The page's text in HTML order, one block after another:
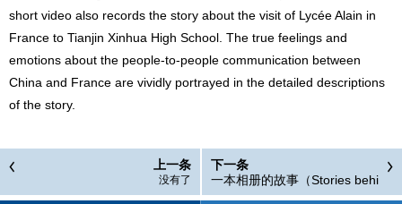
short video also records the story about the visit of Lycée Alain in
France to Tianjin Xinhua High School. The true feelings and
emotions about the people-to-people communication between
China and France are vividly portrayed in the detailed descriptions
of the story.
上一条
没有了
下一条
一本相册的故事（Stories behi
nd the Album）